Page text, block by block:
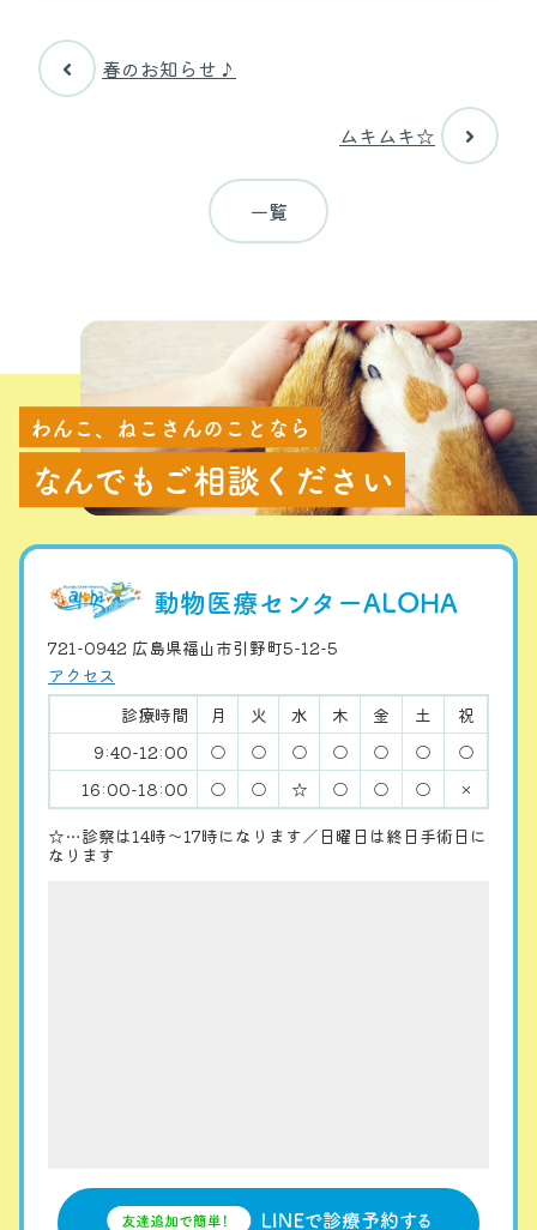
春のお知らせ♪
一覧
ムキムキ☆
わんこ、ねこさんのことなら
なんでもご相談ください
動物医療センターALOHA
721-0942 広島県福山市引野町5-12-5
アクセス
診療時間
月 火 水 木 金 土
祝
9:40-12:00
○ ○ ○ ○ ○ ○
○
16:00-18:00
○ ○ ☆ ○ ○ ○
×
☆…診察は14時〜17時になります／日曜日は終日手術日に
なります